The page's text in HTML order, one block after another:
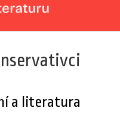
a literatura